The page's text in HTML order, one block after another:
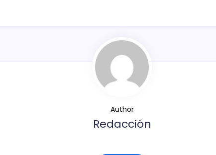
Author
Redacción